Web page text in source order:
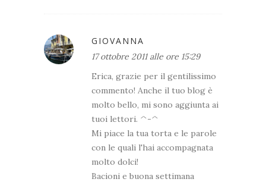
GIOVANNA
17 ottobre 2011 alle ore 15:29
Erica, grazie per il gentilissimo
commento! Anche il tuo blog è
molto bello, mi sono aggiunta ai
tuoi lettori. ^-^
Mi piace la tua torta e le parole
con le quali l'hai accompagnata
molto dolci!
Bacioni e buona settimana